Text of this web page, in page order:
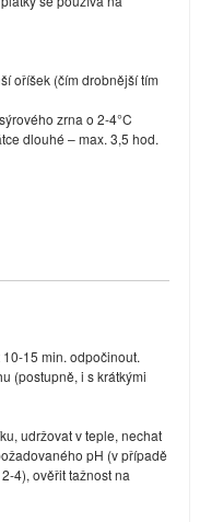
oříšek (čím drobnější tím
zrna o 2-4°C
dlouhé – max. 3,5 hod.
15 min. odpočinout.
(postupně, i s krátkými
udržovat v teple, nechat
pH (v případě
4), ověřit tažnost na